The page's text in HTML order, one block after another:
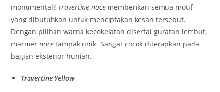
monumental? Travertine noce memberikan semua motif
yang dibutuhkan untuk menciptakan kesan tersebut.
Dengan pilihan warna kecokelatan disertai guratan lembut,
marmernoce tampak unik. Sangat cocok diterapkan pada
bagian eksterior hunian.
Travertine Yellow